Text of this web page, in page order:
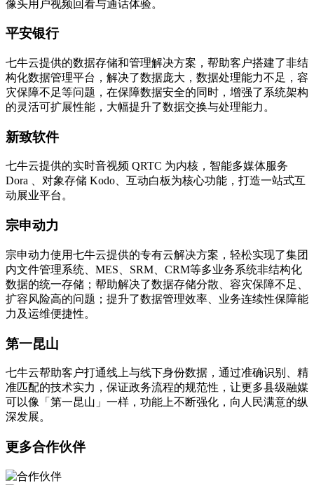
像头用户视频回看与通话体验。
平安银行
七牛云提供的数据存储和管理解决方案，帮助客户搭建了非结
构化数据管理平台，解决了数据庞大，数据处理能力不足，容
灾保障不足等问题，在保障数据安全的同时，增强了系统架构
的灵活可扩展性能，大幅提升了数据交换与处理能力。
新致软件
七牛云提供的实时音视频 QRTC 为内核，智能多媒体服务
Dora 、对象存储 Kodo、互动白板为核心功能，打造一站式互
动展业平台。
宗申动力
宗申动力使用七牛云提供的专有云解决方案，轻松实现了集团
内文件管理系统、MES、SRM、CRM等多业务系统非结构化
数据的统一存储；帮助解决了数据存储分散、容灾保障不足、
扩容风险高的问题；提升了数据管理效率、业务连续性保障能
力及运维便捷性。
第一昆山
七牛云帮助客户打通线上与线下身份数据，通过准确识别、精
准匹配的技术实力，保证政务流程的规范性，让更多县级融媒
可以像「第一昆山」一样，功能上不断强化，向人民满意的纵
深发展。
更多合作伙伴